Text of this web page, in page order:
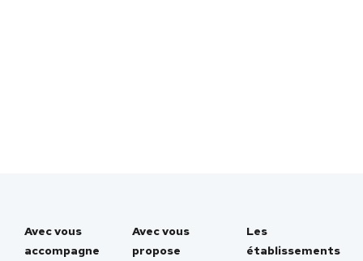
Avec vous
accompagne
Avec vous
propose
Les
établissements